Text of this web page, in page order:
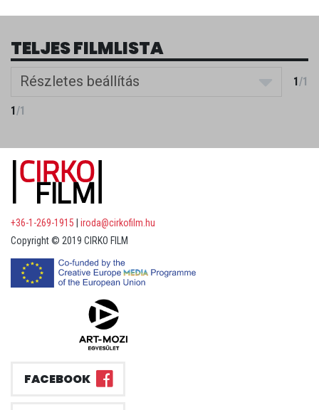
TELJES FILMLISTA
Részletes beállítás 1/1
1/1
+36-1-269-1915
iroda@cirkofilm.hu
Copyright © 2019 CIRKO FILM
FACEBOOK